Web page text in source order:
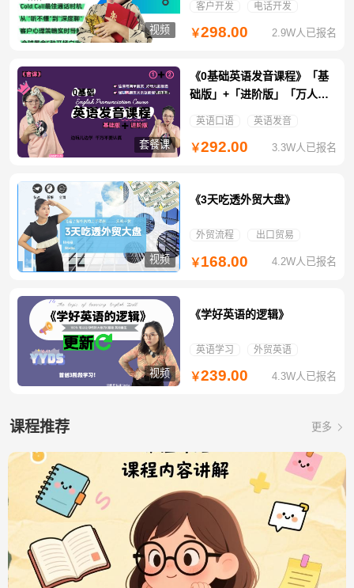
视频
客户开发 电话开发
￥298.00 2.9W人已报名
套餐课
《0基础英语发音课程》「基
础版」+「进阶版」「万人团
英语口语 英语发音
￥292.00 3.3W人已报名
视频
《3天吃透外贸大盘》
外贸流程 出口贸易
￥168.00 4.2W人已报名
视频
《学好英语的逻辑》
英语学习 外贸英语
￥239.00 4.3W人已报名
课程推荐 更多